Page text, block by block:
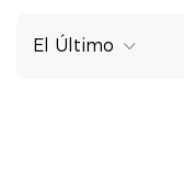
El Último